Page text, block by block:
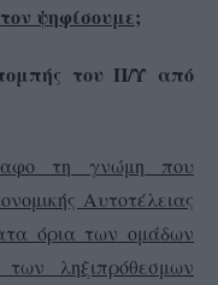
ψηφίσουμε;
του Π/Υ από
τη γνώμη που
Αυτοτέλειας
όρια των ομάδων
ληξιπρόθεσμων